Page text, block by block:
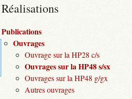
Réalisations
Publications
Ouvrages
Ouvrage sur la HP28 c/s
Ouvrages sur la HP48 s/sx
Ouvrages sur la HP48 g/gx
Autres ouvrages